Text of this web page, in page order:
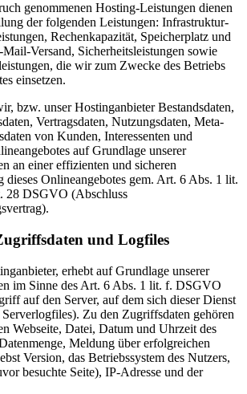
genommenen Hosting-Leistungen dienen
der folgenden Leistungen: Infrastruktur-
Rechenkapazität, Speicherplatz und
Versand, Sicherheitsleistungen sowie
die wir zum Zwecke des Betriebs
einsetzen.
bzw. unser Hostinganbieter Bestandsdaten,
Vertragsdaten, Nutzungsdaten, Meta-
von Kunden, Interessenten und
auf Grundlage unserer
an einer effizienten und sicheren
dieses Onlineangebotes gem. Art. 6 Abs. 1 lit.
DSGVO (Abschluss
und Logfiles
erhebt auf Grundlage unserer
im Sinne des Art. 6 Abs. 1 lit. f. DSGVO
auf den Server, auf dem sich dieser Dienst
Zu den Zugriffsdaten gehören
Webseite, Datei, Datum und Uhrzeit des
Meldung über erfolgreichen
Version, das Betriebssystem des Nutzers,
besuchte Seite), IP-Adresse und der